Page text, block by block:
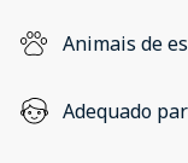
Animais de
Adequado